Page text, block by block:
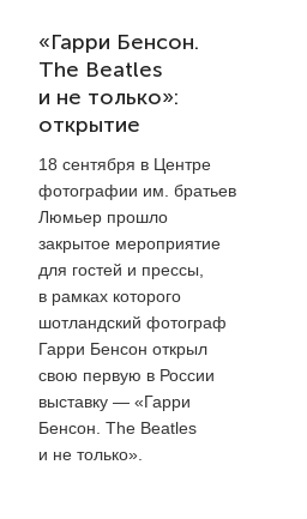
«Гарри Бенсон.
The Beatles
и не только»:
открытие
18 сентября в Центре
фотографии им. братьев
Люмьер прошло
закрытое мероприятие
для гостей и прессы,
в рамках которого
шотландский фотограф
Гарри Бенсон открыл
свою первую в России
выставку — «Гарри
Бенсон. The Beatles
и не только».